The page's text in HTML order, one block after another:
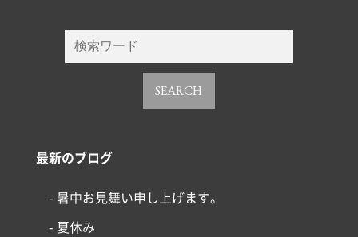
SEARCH
最新のブログ
- 暑中お見舞い申し上げます。
- 夏休み